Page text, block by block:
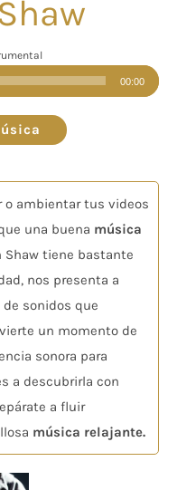
00:00
o ambientar tus videos
una buena música
Shaw tiene bastante
nos presenta a
sonidos que
un momento de
sonora para
a descubrirla con
a fluir
música relajante.